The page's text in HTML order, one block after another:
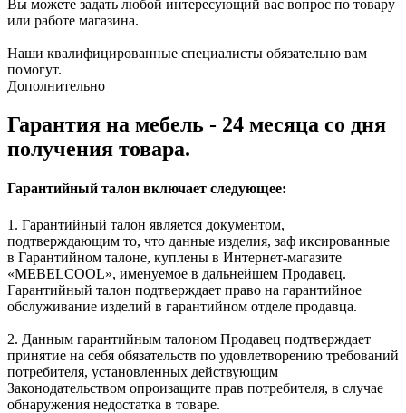
Вы можете задать любой интересующий вас вопрос по товару
или работе магазина.
Наши квалифицированные специалисты обязательно вам
помогут.
Дополнительно
Гарантия на мебель - 24 месяца со дня
получения товара.
Гарантийный талон включает следующее:
1. Гарантийный талон является документом,
подтверждающим то, что данные изделия, заф иксированные
в Гарантийном талоне, куплены в Интернет-магазите
«MEBELCOOL», именуемое в дальнейшем Продавец.
Гарантийный талон подтверждает право на гарантийное
обслуживание изделий в гарантийном отделе продавца.
2. Данным гарантийным талоном Продавец подтверждает
принятие на себя обязательств по удовлетворению требований
потребителя, установленных действующим
Законодательством опроизащите прав потребителя, в случае
обнаружения недостатка в товаре.